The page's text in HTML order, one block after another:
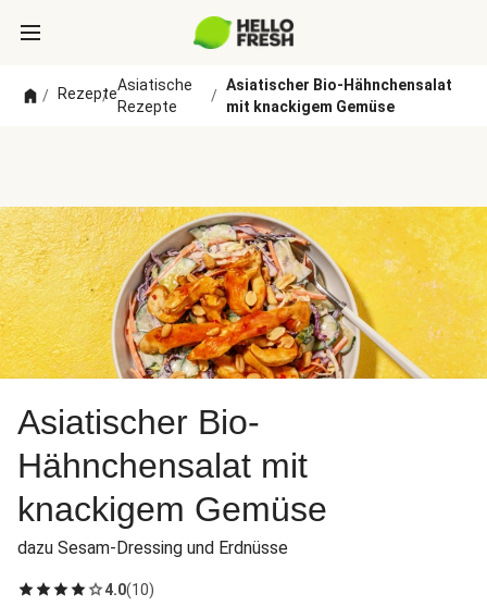
/ Rezepte
/
Asiatische
Rezepte
/
Asiatischer Bio-Hähnchensalat
mit knackigem Gemüse
Asiatischer Bio-
Hähnchensalat mit
knackigem Gemüse
dazu Sesam-Dressing und Erdnüsse
4.0(10)